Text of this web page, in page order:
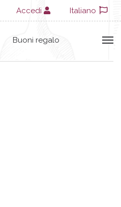
Accedi Italiano
Buoni regalo